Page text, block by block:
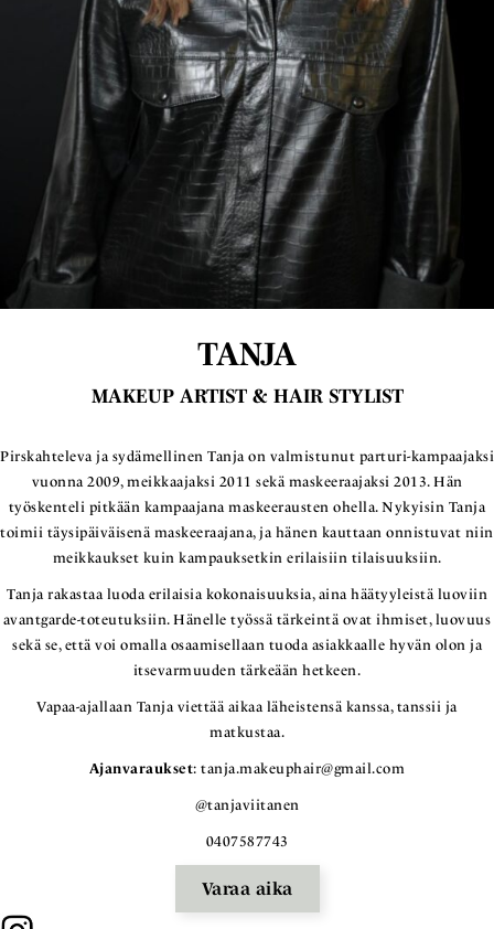
TANJA
MAKEUP ARTIST & HAIR STYLIST
Pirskahteleva ja sydämellinen Tanja on valmistunut parturi-kampaajaksi
vuonna 2009, meikkaajaksi 2011 sekä maskeeraajaksi 2013. Hän
työskenteli pitkään kampaajana maskeerausten ohella. Nykyisin Tanja
toimii täysipäiväisenä maskeeraajana, ja hänen kauttaan onnistuvat niin
meikkaukset kuin kampauksetkin erilaisiin tilaisuuksiin.
Tanja rakastaa luoda erilaisia kokonaisuuksia, aina häätyyleistä luoviin
avantgarde-toteutuksiin. Hänelle työssä tärkeintä ovat ihmiset, luovuus
sekä se, että voi omalla osaamisellaan tuoda asiakkaalle hyvän olon ja
itsevarmuuden tärkeään hetkeen.
Vapaa-ajallaan Tanja viettää aikaa läheistensä kanssa, tanssii ja
matkustaa.
Ajanvaraukset: tanja.makeuphair@gmail.com
@tanjaviitanen
0407587743
Varaa aika